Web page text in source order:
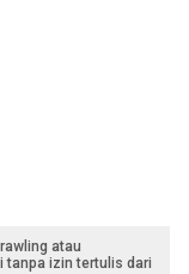
atau
tanpa izin tertulis dari